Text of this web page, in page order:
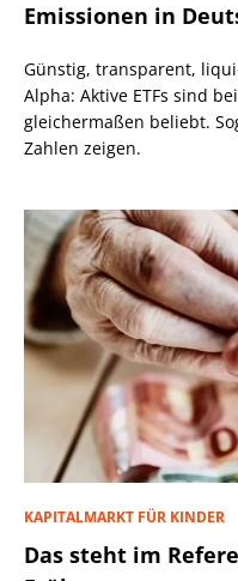
Emissionen in
Günstig, transparent,
Alpha: Aktive ETFs sind
gleichermaßen beliebt.
Zahlen zeigen.
KAPITALMARKT FÜR KINDER
Das steht im